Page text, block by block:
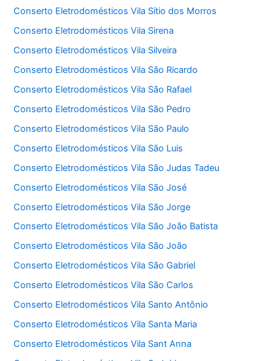
Conserto Eletrodomésticos Vila Sítio dos Morros
Conserto Eletrodomésticos Vila Sirena
Conserto Eletrodomésticos Vila Silveira
Conserto Eletrodomésticos Vila São Ricardo
Conserto Eletrodomésticos Vila São Rafael
Conserto Eletrodomésticos Vila São Pedro
Conserto Eletrodomésticos Vila São Paulo
Conserto Eletrodomésticos Vila São Luis
Conserto Eletrodomésticos Vila São Judas Tadeu
Conserto Eletrodomésticos Vila São José
Conserto Eletrodomésticos Vila São Jorge
Conserto Eletrodomésticos Vila São João Batista
Conserto Eletrodomésticos Vila São João
Conserto Eletrodomésticos Vila São Gabriel
Conserto Eletrodomésticos Vila São Carlos
Conserto Eletrodomésticos Vila Santo Antônio
Conserto Eletrodomésticos Vila Santa Maria
Conserto Eletrodomésticos Vila Sant Anna